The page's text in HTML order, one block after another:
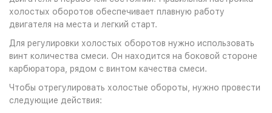
холостых оборотов обеспечивает плавную работу
двигателя на места и легкий старт.
Для регулировки холостых оборотов нужно использовать
винт количества смеси. Он находится на боковой стороне
карбюратора, рядом с винтом качества смеси.
Чтобы отрегулировать холостые обороты, нужно провести
следующие действия: